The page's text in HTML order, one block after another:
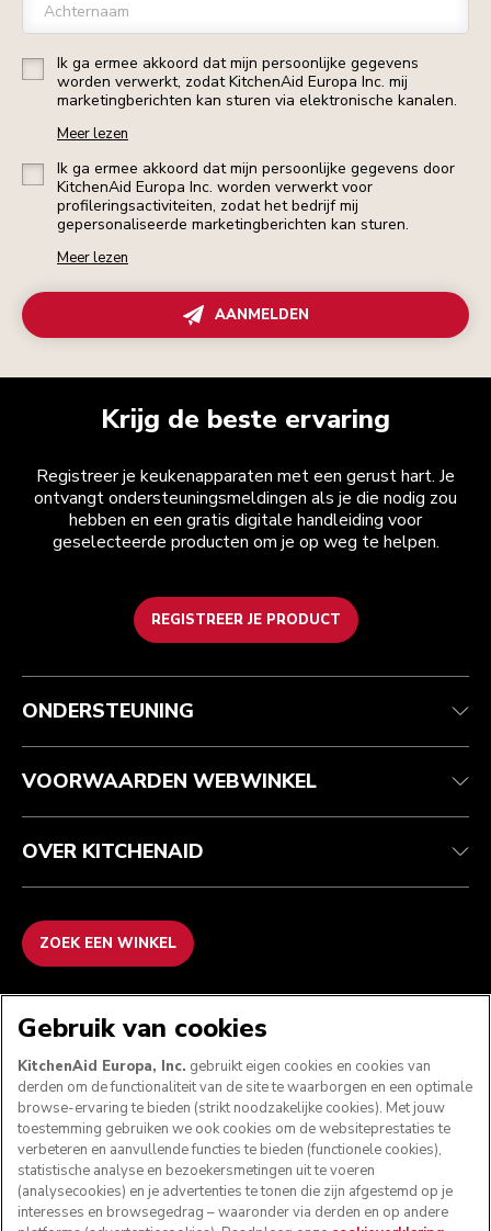
Achternaam
Ik ga ermee akkoord dat mijn persoonlijke gegevens
worden verwerkt, zodat KitchenAid Europa Inc. mij
marketingberichten kan sturen via elektronische kanalen.
Meer lezen
Ik ga ermee akkoord dat mijn persoonlijke gegevens door
KitchenAid Europa Inc. worden verwerkt voor
profileringsactiviteiten, zodat het bedrijf mij
gepersonaliseerde marketingberichten kan sturen.
Meer lezen
AANMELDEN
Krijg de beste ervaring
Registreer je keukenapparaten met een gerust hart. Je
ontvangt ondersteuningsmeldingen als je die nodig zou
hebben en een gratis digitale handleiding voor
geselecteerde producten om je op weg te helpen.
REGISTREER JE PRODUCT
Health check
Je bestelling volgen
Garantie en documenten
Veelgestelde vragen
Algemene voorwaarden
Retournering en terugbetaling
Imprint
ODR
Het merk
Zoek een winkel
ONDERSTEUNING
VOORWAARDEN WEBWINKEL
OVER KITCHENAID
ZOEK EEN WINKEL
VOLG ONS
Gebruik van cookies
KitchenAid Europa, Inc. gebruikt eigen cookies en cookies van
derden om de functionaliteit van de site te waarborgen en een optimale
browse-ervaring te bieden (strikt noodzakelijke cookies). Met jouw
toestemming gebruiken we ook cookies om de websiteprestaties te
verbeteren en aanvullende functies te bieden (functionele cookies),
statistische analyse en bezoekersmetingen uit te voeren
(analysecookies) en je advertenties te tonen die zijn afgestemd op je
interesses en browsegedrag – waaronder via derden en op andere